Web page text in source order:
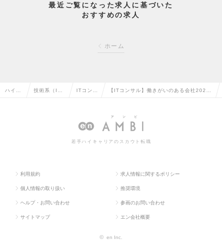
最近ご覧になった求人に基づいた
おすすめの求人
ホーム
ハイク 技術系（I ITコンサ
の転職
【ITコンサル】働きがいのある会社2026
コンサルティング会社の求人情報
若手ハイキャリアのスカウト転職
利用規約 求人情報に関するポリシー
個人情報の取り扱い 推奨環境
ヘルプ・お問い合わせ 参画のお問い合わせ
サイトマップ エン会社概要
© en Inc.